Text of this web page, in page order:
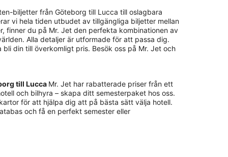
biljetter från Göteborg till Lucca till oslagbara
vi hela tiden utbudet av tillgängliga biljetter mellan
finner du på Mr. Jet den perfekta kombinationen av
Alla detaljer är utformade för att passa dig.
din till överkomligt pris. Besök oss på Mr. Jet och
till Lucca Mr. Jet har rabatterade priser från ett
och bilhyra – skapa ditt semesterpaket hos oss.
för att hjälpa dig att på bästa sätt välja hotell.
och få en perfekt semester eller